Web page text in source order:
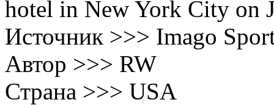
hotel in New York City on
Источник >>> Imago
Автор >>> RW
Страна >>> USA